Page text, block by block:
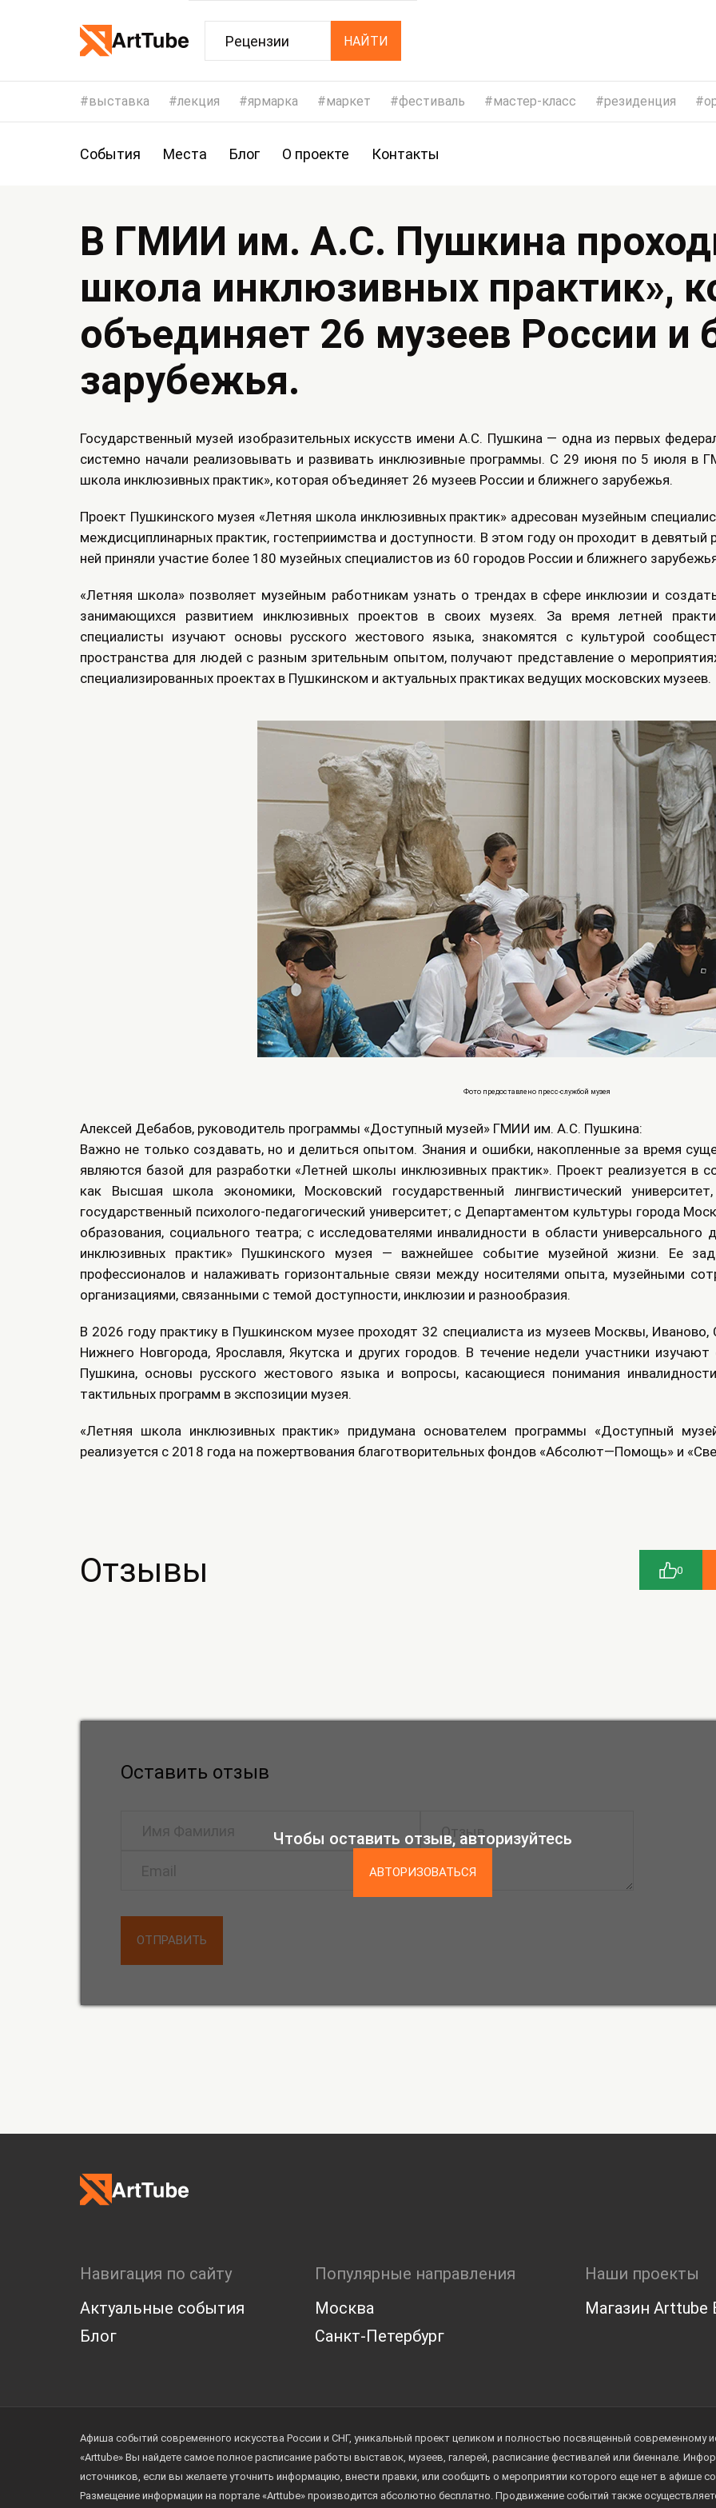
Рецензии НАЙТИ
выставка лекция ярмарка маркет фестиваль мастер-класс резиденция
События Места Блог О проекте Контакты
В ГМИИ им. А.С. Пушкина
школа инклюзивных практик»,
объединяет 26 музеев России и
зарубежья.
Государственный музей изобразительных искусств имени А.С. Пушкина — одна из первых
системно начали реализовывать и развивать инклюзивные программы. С 29 июня по 5 июля в
школа инклюзивных практик», которая объединяет 26 музеев России и ближнего зарубежья.
Проект Пушкинского музея «Летняя школа инклюзивных практик» адресован музейным
междисциплинарных практик, гостеприимства и доступности. В этом году он проходит в
ней приняли участие более 180 музейных специалистов из 60 городов России и ближнего
«Летняя школа» позволяет музейным работникам узнать о трендах в сфере инклюзии и
занимающихся развитием инклюзивных проектов в своих музеях. За время летней
специалисты изучают основы русского жестового языка, знакомятся с культурой
пространства для людей с разным зрительным опытом, получают представление о
специализированных проектах в Пушкинском и актуальных практиках ведущих московских музеев.
Фото предоставлено пресс-службой музея
Алексей Дебабов, руководитель программы «Доступный музей» ГМИИ им. А.С. Пушкина:
Важно не только создавать, но и делиться опытом. Знания и ошибки, накопленные за время
являются базой для разработки «Летней школы инклюзивных практик». Проект реализуется в
как Высшая школа экономики, Московский государственный лингвистический
государственный психолого-педагогический университет; с Департаментом культуры города
образования, социального театра; с исследователями инвалидности в области
инклюзивных практик» Пушкинского музея — важнейшее событие музейной жизни. Ее
профессионалов и налаживать горизонтальные связи между носителями опыта, музейными
организациями, связанными с темой доступности, инклюзии и разнообразия.
В 2026 году практику в Пушкинском музее проходят 32 специалиста из музеев Москвы, Иваново,
Нижнего Новгорода, Ярославля, Якутска и других городов. В течение недели участники
Пушкина, основы русского жестового языка и вопросы, касающиеся понимания
тактильных программ в экспозиции музея.
«Летняя школа инклюзивных практик» придумана основателем программы «Доступный
реализуется с 2018 года на пожертвования благотворительных фондов «Абсолют—Помощь» и
Отзывы 0
Чтобы оставить отзыв, авторизуйтесь
АВТОРИЗОВАТЬСЯ
Оставить отзыв
ОТПРАВИТЬ
Навигация по сайту
Актуальные события
Блог
Популярные направления
Москва
Санкт-Петербург
Наши проекты
Магазин Arttube
Афиша событий современного искусства России и СНГ, уникальный проект целиком и полностью посвященный современному
«Arttube» Вы найдете самое полное расписание работы выставок, музеев, галерей, расписание фестивалей или биеннале.
источников, если вы желаете уточнить информацию, внести правки, или сообщить о мероприятии которого еще нет в афише
Размещение информации на портале «Arttube» производится абсолютно бесплатно. Продвижение событий также